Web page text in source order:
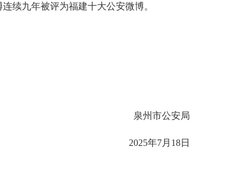
续九年被评为福建十大公安微博。
泉州市公安局
2025年7月18日